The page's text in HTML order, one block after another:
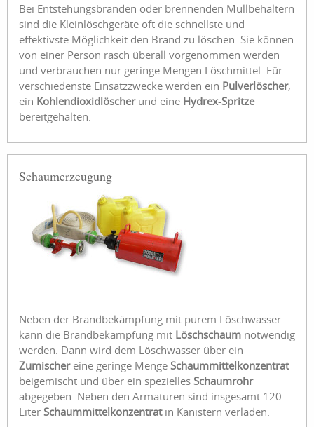
Bei Entstehungsbränden oder brennenden Müllbehältern
sind die Kleinlöschgeräte oft die schnellste und
effektivste Möglichkeit den Brand zu löschen. Sie können
von einer Person rasch überall vorgenommen werden
und verbrauchen nur geringe Mengen Löschmittel. Für
verschiedenste Einsatzzwecke werden ein Pulverlöscher,
ein Kohlendioxidlöscherund eine Hydrex-Spritze
bereitgehalten.
Schaumerzeugung
Neben der Brandbekämpfung mit purem Löschwasser
kann die Brandbekämpfung mit Löschschaum notwendig
werden. Dann wird dem Löschwasser über ein
Zumischereine geringe Menge Schaummittelkonzentrat
beigemischt und über ein spezielles Schaumrohr
abgegeben. Neben den Armaturen sind insgesamt 120
Liter Schaummittelkonzentratin Kanistern verladen.